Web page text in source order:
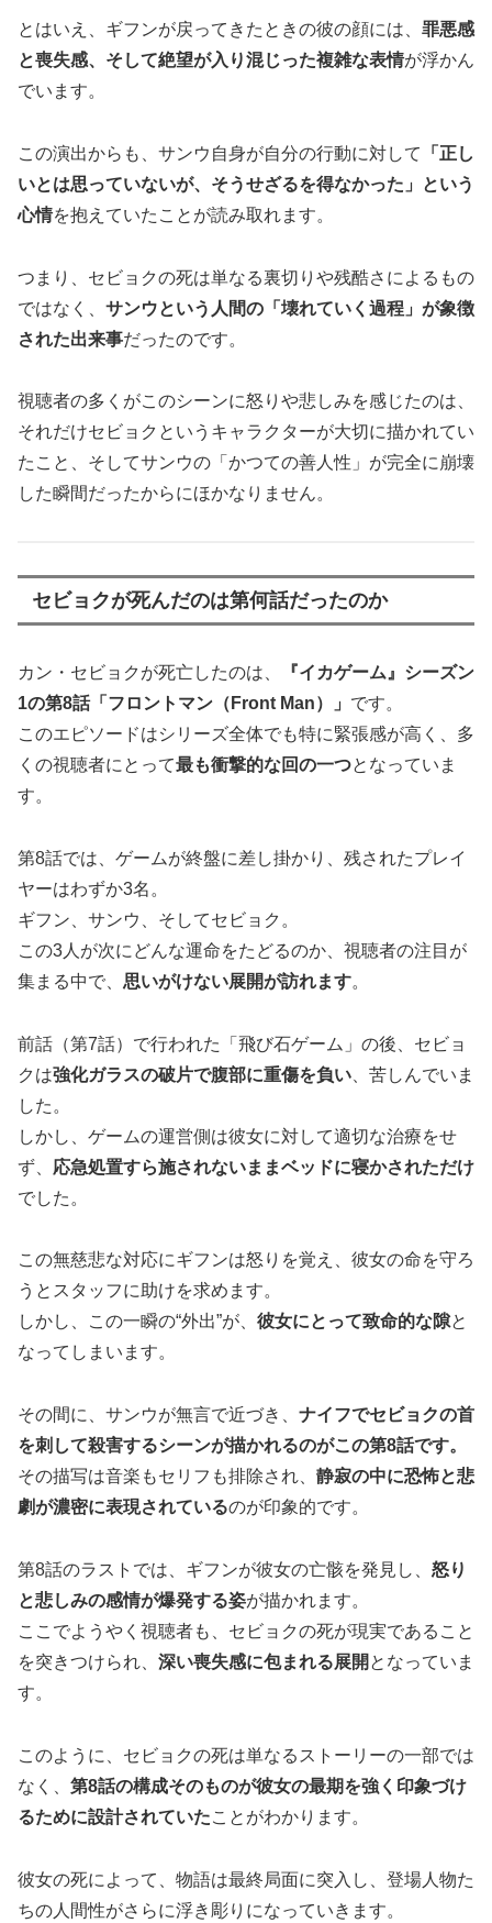
とはいえ、ギフンが戻ってきたときの彼の顔には、 罪悪感
と喪失感、そして絶望が入り混じった複雑な表情が浮かん
でいます。
この演出からも、サンウ自身が自分の行動に対して
「正し
いとは思っていないが、そうせざるを得なかった」という
心情を抱えていたことが読み取れます。
つまり、セビョクの死は単なる裏切りや残酷さによるもの
ではなく、 サンウという人間の「壊れていく過程」が象徴
された出来事だったのです。
視聴者の多くがこのシーンに怒りや悲しみを感じたのは、
それだけセビョクというキャラクターが大切に描かれてい
たこと、そしてサンウの「かつての善人性」が完全に崩壊
した瞬間だったからにほかなりません。
セビョクが死んだのは第何話だったのか
カン・セビョクが死亡したのは、
『イカゲーム』シーズン
1の第8話「フロントマン（Front Man）」 です。
このエピソードはシリーズ全体でも特に緊張感が高く、多
くの視聴者にとって最も衝撃的な回の一つとなっていま
す。
第8話では、ゲームが終盤に差し掛かり、残されたプレイ
ヤーはわずか3名。
ギフン、サンウ、そしてセビョク。
この3人が次にどんな運命をたどるのか、視聴者の注目が
集まる中で、 思いがけない展開が訪れます。
前話（第7話）で行われた「飛び石ゲーム」の後、セビョ
クは強化ガラスの破片で腹部に重傷を負い 、苦しんでいま
した。
しかし、ゲームの運営側は彼女に対して適切な治療をせ
ず、 応急処置すら施されないままベッドに寝かされただけ
でした。
この無慈悲な対応にギフンは怒りを覚え、彼女の命を守ろ
うとスタッフに助けを求めます。
しかし、この一瞬の“外出”が、 彼女にとって致命的な隙と
なってしまいます。
その間に、サンウが無言で近づき、 ナイフでセビョクの首
を刺して殺害するシーンが描かれるのがこの第8話です。
その描写は音楽もセリフも排除され、 静寂の中に恐怖と悲
劇が濃密に表現されているのが印象的です。
第8話のラストでは、ギフンが彼女の亡骸を発見し、 怒り
と悲しみの感情が爆発する姿が描かれます。
ここでようやく視聴者も、セビョクの死が現実であること
を突きつけられ、 深い喪失感に包まれる展開 となっていま
す。
このように、セビョクの死は単なるストーリーの一部では
なく、 第8話の構成そのものが彼女の最期を強く印象づけ
るために設計されていたことがわかります。
彼女の死によって、物語は最終局面に突入し、登場人物た
ちの人間性がさらに浮き彫りになっていきます。